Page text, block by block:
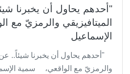
"أحدهم يحاول أن يخبرنا
الميتافيزيقي والرمزيّ مع
الإسماعيل
"أحدهم يحاول أن يخبرنا شيئاً.. عن
والرمزيّ مع الواقعي، سمية